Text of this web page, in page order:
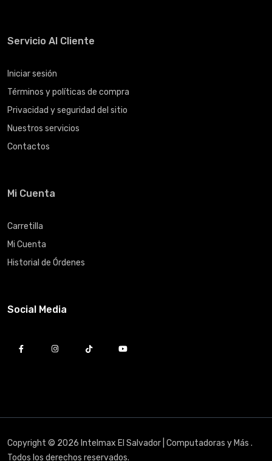
Servicio Al Cliente
Iniciar sesión
Términos y políticas de compra
Privacidad y seguridad del sitio
Nuestros servicios
Contactos
Mi Cuenta
Carretilla
Mi Cuenta
Historial de Órdenes
Social Media
Copyright © 2026 Intelmax El Salvador | Computadoras y Más .
Todos los derechos reservados.